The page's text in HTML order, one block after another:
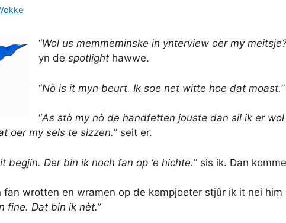
“Wol us memmeminske in ynterview oer my
yn de spotlight hawwe.
“Nò is it myn beurt. Ik soe net witte hoe dat moast.
“As stò my nò de handfetten jouste dan sil ik er
oer my sels te sizzen.” seit er.
begjin. Der bin ik noch fan op ‘e hichte.” sis ik. Dan
fan wrotten en wramen op de kompjoeter stjûr ik it nei
fine. Dat bin ik nèt.”